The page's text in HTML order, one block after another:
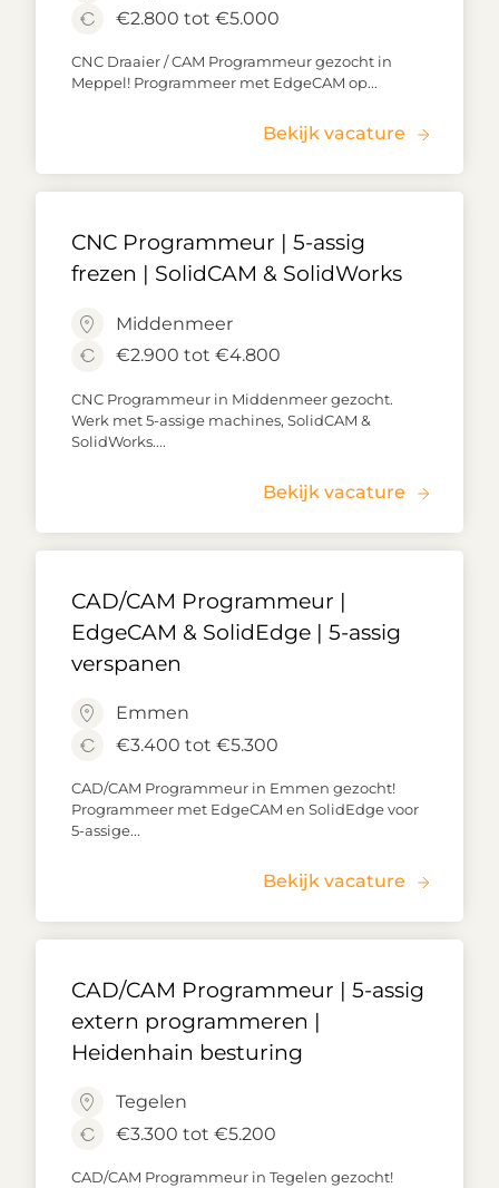
€2.800 tot €5.000
CNC Draaier / CAM Programmeur gezocht in
Meppel! Programmeer met EdgeCAM op...
Bekijk vacature
CNC Programmeur | 5-assig
frezen | SolidCAM & SolidWorks
Middenmeer
€2.900 tot €4.800
CNC Programmeur in Middenmeer gezocht.
Werk met 5-assige machines, SolidCAM &
SolidWorks....
Bekijk vacature
CAD/CAM Programmeur |
EdgeCAM & SolidEdge | 5-assig
verspanen
Emmen
€3.400 tot €5.300
CAD/CAM Programmeur in Emmen gezocht!
Programmeer met EdgeCAM en SolidEdge voor
5-assige...
Bekijk vacature
CAD/CAM Programmeur | 5-assig
extern programmeren |
Heidenhain besturing
Tegelen
€3.300 tot €5.200
CAD/CAM Programmeur in Tegelen gezocht!